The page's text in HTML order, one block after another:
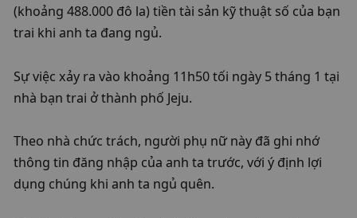
(khoảng 488.000 đô la) tiền tài sản kỹ thuật số của bạn
trai khi anh ta đang ngủ.
Sự việc xảy ra vào khoảng 11h50 tối ngày 5 tháng 1 tại
nhà bạn trai ở thành phố Jeju.
Theo nhà chức trách, người phụ nữ này đã ghi nhớ
thông tin đăng nhập của anh ta trước, với ý định lợi
dụng chúng khi anh ta ngủ quên.